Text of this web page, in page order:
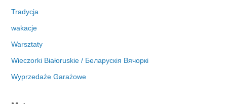
Tradycja
wakacje
Warsztaty
Wieczorki Białoruskie / Беларускія Вячоркі
Wyprzedaże Garażowe